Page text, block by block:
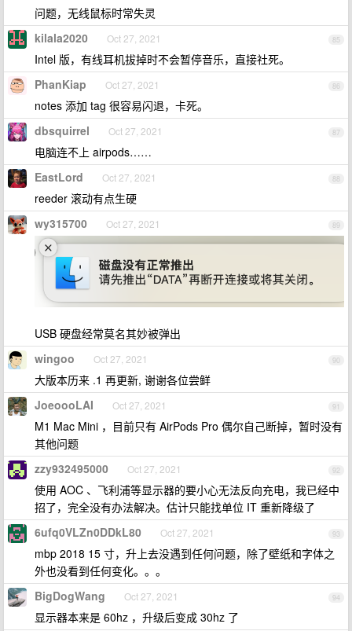
问题，无线鼠标时常失灵
85
kilala2020 Oct 27, 2021
Intel 版，有线耳机拔掉时不会暂停音乐，直接社死。
86
PhanKiap Oct 27, 2021
notes 添加 tag 很容易闪退，卡死。
87
dbsquirrel Oct 27, 2021
电脑连不上 airpods……
88
EastLord Oct 27, 2021
reeder 滚动有点生硬
89
wy315700 Oct 27, 2021
USB 硬盘经常莫名其妙被弹出
90
wingoo Oct 27, 2021
大版本历来 .1 再更新, 谢谢各位尝鲜
91
JoeoooLAI Oct 27, 2021
M1 Mac Mini ，目前只有 AirPods Pro 偶尔自己断掉，暂时没有
其他问题
92
zzy932495000 Oct 27, 2021
使用 AOC 、飞利浦等显示器的要小心无法反向充电，我已经中
招了，完全没有办法解决。估计只能找单位 IT 重新降级了
93
6ufq0VLZn0DDkL80 Oct 27, 2021
mbp 2018 15 寸，升上去没遇到任何问题，除了壁纸和字体之
外也没看到任何变化。。。
94
BigDogWang Oct 27, 2021
显示器本来是 60hz ，升级后变成 30hz 了